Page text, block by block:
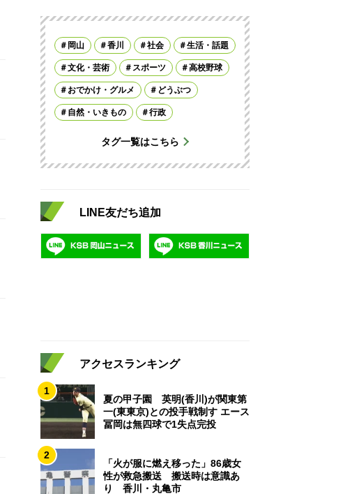
岡山 香川 社会 生活・話題
文化・芸術 スポーツ 高校野球
おでかけ・グルメ どうぶつ
自然・いきもの 行政
タグ一覧はこちら
LINE友だち追加
アクセスランキング
1
夏の甲子園 英明(香川)が関東第
一(東東京)との投手戦制す エース
冨岡は無四球で1失点完投
2
「火が服に燃え移った」86歳女
性が救急搬送 搬送時は意識あ
り 香川・丸亀市